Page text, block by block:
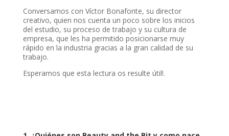
Conversamos con Víctor Bonafonte, su director
creativo, quien nos cuenta un poco sobre los inicios
del estudio, su proceso de trabajo y su cultura de
empresa, que les ha permitido posicionarse muy
rápido en la industria gracias a la gran calidad de su
trabajo.
Esperamos que esta lectura os resulte útil!.